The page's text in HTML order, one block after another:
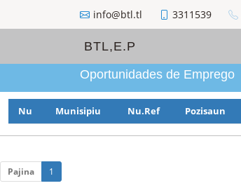
info@btl.tl 3311539
BTL,E.P
Oportunidades de Emprego
Nu Munisipiu Nu.Ref Pozisaun
Pajina 1